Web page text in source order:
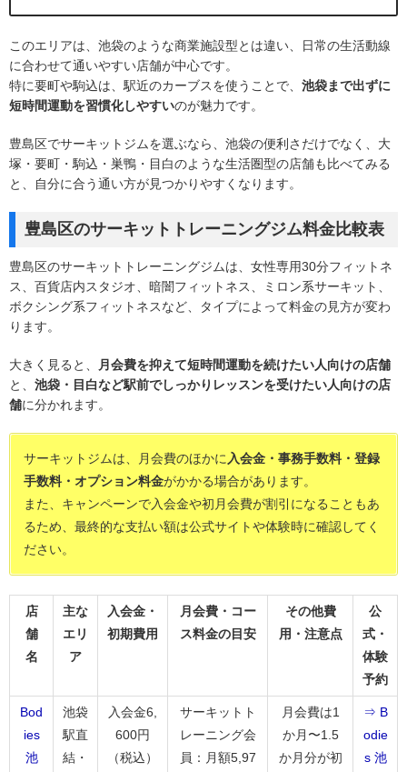
このエリアは、池袋のような商業施設型とは違い、日常の生活動線
に合わせて通いやすい店舗が中心です。
特に要町や駒込は、駅近のカーブスを使うことで、 池袋まで出ずに
短時間運動を習慣化しやすいのが魅力です。
豊島区でサーキットジムを選ぶなら、池袋の便利さだけでなく、大
塚・要町・駒込・巣鴨・目白のような生活圏型の店舗も比べてみる
と、自分に合う通い方が見つかりやすくなります。
豊島区のサーキットトレーニングジム料金比較表
豊島区のサーキットトレーニングジムは、女性専用30分フィットネ
ス、百貨店内スタジオ、暗闇フィットネス、ミロン系サーキット、
ボクシング系フィットネスなど、タイプによって料金の見方が変わ
ります。
大きく見ると、
月会費を抑えて短時間運動を続けたい人向けの店舗
と、 池袋・目白など駅前でしっかりレッスンを受けたい人向けの店
舗に分かれます。
サーキットジムは、月会費のほかに入会金・事務手数料・登録
手数料・オプション料金がかかる場合があります。
また、キャンペーンで入会金や初月会費が割引になることもあ
るため、最終的な支払い額は公式サイトや体験時に確認してく
ださい。
店
舗
名
主な
エリ
ア
入会金・
初期費用
月会費・コー
ス料金の目安
その他費
用・注意点
公
式・
体験
予約
Bod
ies
池
池袋
駅直
結・
入会金6,
600円
（税込）
サーキットト
レーニング会
員：月額5,97
月会費は1
か月〜1.5
か月分が初
⇒ B
odie
s 池